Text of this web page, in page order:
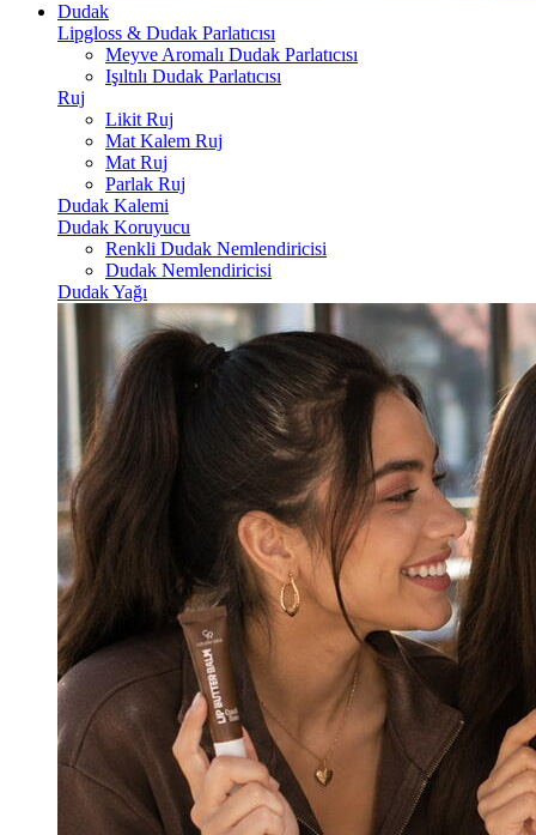
Dudak
Lipgloss & Dudak Parlatıcısı
Meyve Aromalı Dudak Parlatıcısı
Işıltılı Dudak Parlatıcısı
Ruj
Likit Ruj
Mat Kalem Ruj
Mat Ruj
Parlak Ruj
Dudak Kalemi
Dudak Koruyucu
Renkli Dudak Nemlendiricisi
Dudak Nemlendiricisi
Dudak Yağı